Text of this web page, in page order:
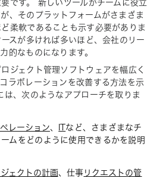
です。 新しいツールがチームに役立
、そのプラットフォームがさまざま
柔軟であることも示す必要がありま
スが多ければ多いほど、会社のリー
的なものになります。
ジェクト管理ソフトウェアを幅広く
ラボレーションを改善する方法を示
は、次のようなアプローチを取りま
レーション、
など、さまざまなチ
ムをどのように使用できるかを説明
ェクトの計画、仕事 リクエストの管